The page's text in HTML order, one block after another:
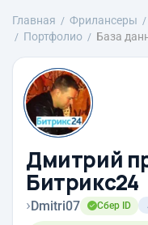
Главная Фрилансеры
Портфолио
База
Дмитрий
Битрикс24
›Dmitri07 Сбер ID